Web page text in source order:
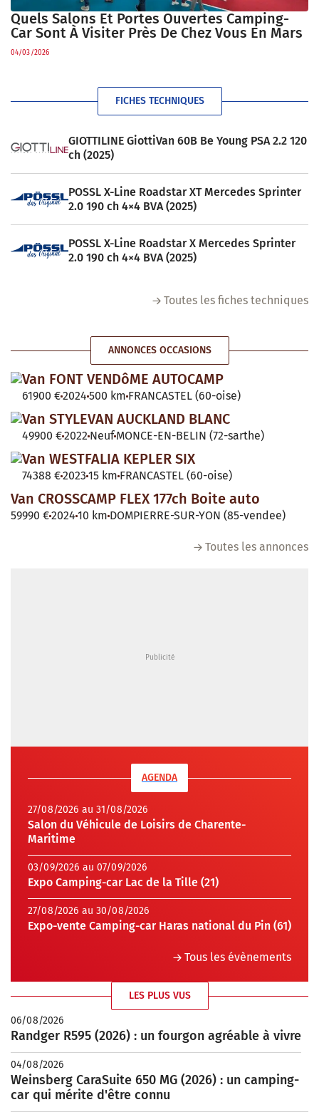
Quels Salons Et Portes Ouvertes Camping-
Car Sont À Visiter Près De Chez Vous En Mars
04/03/2026
FICHES TECHNIQUES
GIOTTILINE GiottiVan 60B Be Young PSA 2.2 120
ch (2025)
POSSL X-Line Roadstar XT Mercedes Sprinter
2.0 190 ch 4×4 BVA (2025)
POSSL X-Line Roadstar X Mercedes Sprinter
2.0 190 ch 4×4 BVA (2025)
Toutes les fiches techniques
ANNONCES OCCASIONS
Van FONT VENDôME AUTOCAMP
61900 €2024 500 km FRANCASTEL (60-oise)
Van STYLEVAN AUCKLAND BLANC
49900 €2022 Neuf MONCE-EN-BELIN (72-sarthe)
Van WESTFALIA KEPLER SIX
74388 €2023 15 km FRANCASTEL (60-oise)
Van CROSSCAMP FLEX 177ch Boite auto
59990 €2024 10 km DOMPIERRE-SUR-YON (85-vendee)
Toutes les annonces
AGENDA
27/08/2026 au 31/08/2026
Salon du Véhicule de Loisirs de Charente-
Maritime
03/09/2026 au 07/09/2026
Expo Camping-car Lac de la Tille (21)
27/08/2026 au 30/08/2026
Expo-vente Camping-car Haras national du Pin (61)
Tous les évènements
LES PLUS VUS
06/08/2026
Randger R595 (2026) : un fourgon agréable à vivre
04/08/2026
Weinsberg CaraSuite 650 MG (2026) : un camping-
car qui mérite d'être connu